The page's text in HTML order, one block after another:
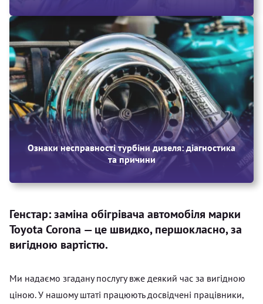
Ознаки несправності турбіни дизеля: діагностика
та причини
Генстар: заміна обігрівача автомобіля марки
Toyota Corona — це швидко, першокласно, за
вигідною вартістю.
Ми надаємо згадану послугу вже деякий час за вигідною
ціною. У нашому штаті працюють досвідчені працівники,